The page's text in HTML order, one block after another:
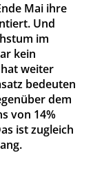
Mai ihre
Und
im
kein
weiter
bedeuten
dem
von 14%
ist zugleich